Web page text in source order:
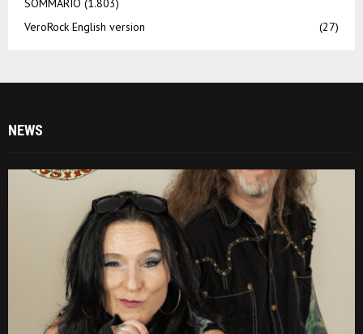
SOMMARIO (1.803)
VeroRock English version
(27)
NEWS